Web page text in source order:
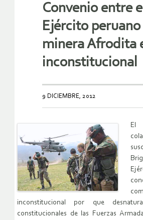
Convenio entre el
Ejército peruano
minera Afrodita
inconstitucional
9 DICIEMBRE, 2012
inconstitucional por que
constitucionales de las Fuerzas